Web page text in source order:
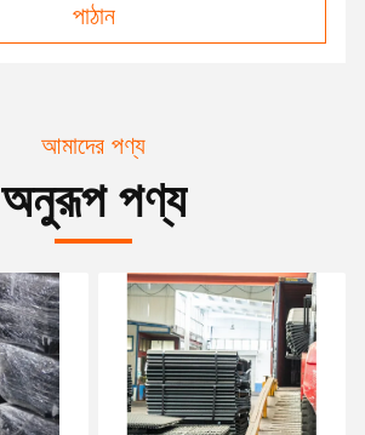
পাঠান
আমাদের পণ্য
অনুরূপ পণ্য